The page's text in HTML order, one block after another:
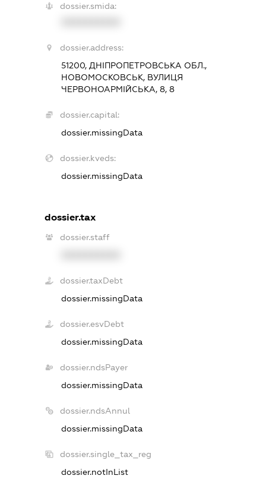
dossier.smida:
dossier.address:
51200, ДНІПРОПЕТРОВСЬКА ОБЛ.,
НОВОМОСКОВСЬК, ВУЛИЦЯ
ЧЕРВОНОАРМІЙСЬКА, 8, 8
dossier.capital:
dossier.missingData
dossier.kveds:
dossier.missingData
dossier.tax
dossier.staff
dossier.taxDebt
dossier.missingData
dossier.esvDebt
dossier.missingData
dossier.ndsPayer
dossier.missingData
dossier.ndsAnnul
dossier.missingData
dossier.single_tax_reg
dossier.notInList